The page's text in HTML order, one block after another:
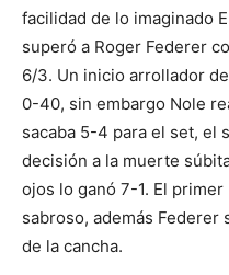
facilidad de lo imaginado
superó a Roger Federer
6/3. Un inicio arrollador
0-40, sin embargo Nole
sacaba 5-4 para el set, el
decisión a la muerte
ojos lo ganó 7-1. El
sabroso, además
de la cancha.